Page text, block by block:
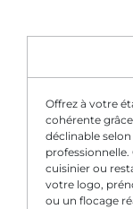
Offrez à votre
cohérente
déclinable
cuisinier ou
votre logo,
ou un flocage